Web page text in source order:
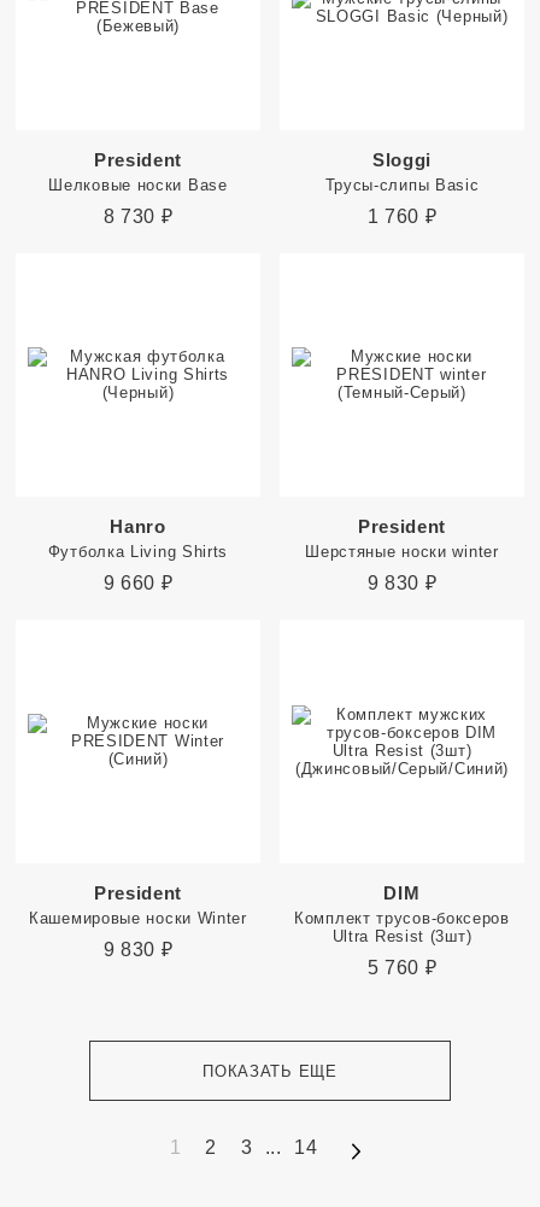
President
Шелковые носки Base
8 730 ₽
Sloggi
Трусы-слипы Basic
1 760 ₽
Hanro
Футболка Living Shirts
9 660 ₽
President
Шерстяные носки winter
9 830 ₽
President
Кашемировые носки Winter
9 830 ₽
DIM
Комплект трусов-боксеров
Ultra Resist (3шт)
5 760 ₽
ПОКАЗАТЬ ЕЩЕ
1 2 3 ... 14